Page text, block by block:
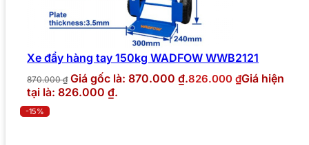
Xe đẩy hàng tay 150kg WADFOW WWB2121
870.000₫ Giá gốc là: 870.000 ₫.826.000 ₫Giá hiện
tại là: 826.000 ₫.
-15%